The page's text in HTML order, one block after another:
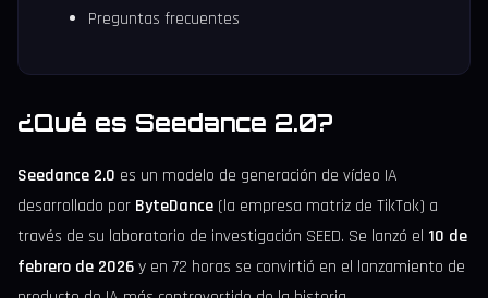
Preguntas frecuentes
¿Qué es Seedance 2.0?
Seedance 2.0 es un modelo de generación de vídeo IA
desarrollado por ByteDance (la empresa matriz de TikTok) a
través de su laboratorio de investigación SEED. Se lanzó el 10 de
febrero de 2026y en 72 horas se convirtió en el lanzamiento de